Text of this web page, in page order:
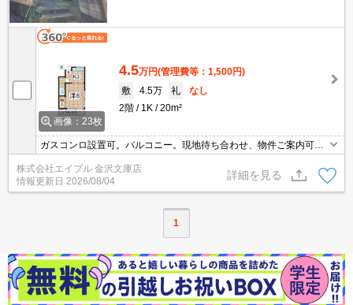
画像：23枚
4.5万円(管理費等：1,500円)
敷
4.5万 礼
なし
2階
1K 20m²
ガスコンロ設置可。バルコニー。現地待ち合わせ、物件ご案内可
能。日当たり良好。2階角部屋。浴室はシャワーのみ。クレジット
で家賃支払可。仲介手数料家賃の55%。
株式会社エイブル 金沢文庫店
情報更新日 2026/08/04
詳細を見る
1